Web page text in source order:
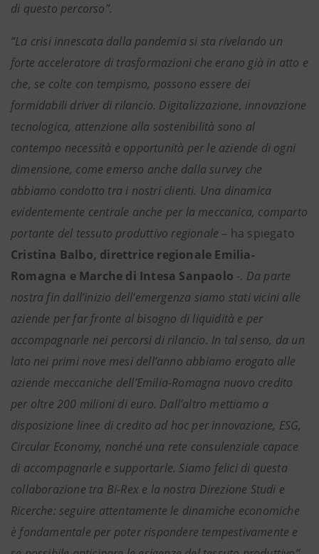
di questo percorso”.
“La crisi innescata dalla pandemia si sta rivelando un
forte acceleratore di trasformazioni che erano già in atto e
che, se colte con tempismo, possono essere dei
formidabili driver di rilancio. Digitalizzazione, innovazione
tecnologica, attenzione alla sostenibilità sono al
contempo necessità e opportunità per le aziende di ogni
dimensione, come emerso anche dalla survey che
abbiamo condotto tra i nostri clienti. Una dinamica
evidentemente centrale anche per la meccanica, comparto
portante del tessuto produttivo regionale – ha spiegato
Cristina Balbo, direttrice regionale Emilia-
Romagna e Marche di Intesa Sanpaolo -. Da parte
nostra fin dall’inizio dell’emergenza siamo stati vicini alle
aziende per far fronte al bisogno di liquidità e per
accompagnarle nei percorsi di rilancio. In tal senso, da un
lato nei primi nove mesi dell’anno abbiamo erogato alle
aziende meccaniche dell’Emilia-Romagna nuovo credito
per oltre 200 milioni di euro. Dall’altro mettiamo a
disposizione linee di credito ad hoc per innovazione, ESG,
Circular Economy, nonché una rete consulenziale capace
di accompagnarle e supportarle. Siamo felici di questa
collaborazione tra Bi-Rex e la nostra Direzione Studi e
Ricerche: seguire attentamente le dinamiche economiche
è fondamentale per poter rispondere tempestivamente e